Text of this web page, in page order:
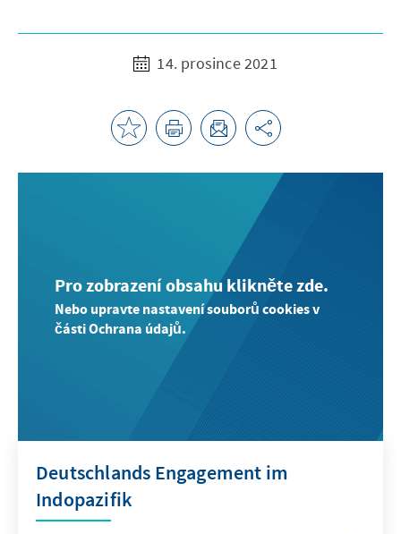
14. prosince 2021
Pro zobrazení obsahu klikněte zde.
Nebo upravte nastavení souborů cookies v
části Ochrana údajů.
Deutschlands Engagement im
Indopazifik